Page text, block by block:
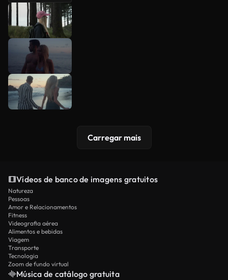
Carregar mais
Vídeos de banco de imagens gratuitos
Natureza
Pessoas
Amor e Relacionamentos
Fitness
Videografia aérea
Alimentos e bebidas
Viagem
Transporte
Tecnologia
Zoom de fundo virtual
Música de catálogo gratuita